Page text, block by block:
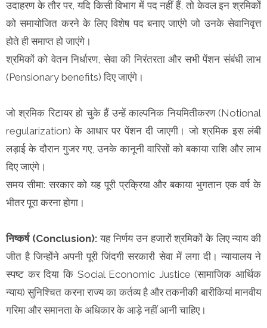
उदाहरण के तौर पर, यदि किसी विभाग में पद नहीं हैं, तो केवल इन श्रमिकों
को समायोजित करने के लिए विशेष पद बनाए जाएंगे जो उनके सेवानिवृत्त
होते ही समाप्त हो जाएंगे।
श्रमिकों को वेतन निर्धारण, सेवा की निरंतरता और सभी पेंशन संबंधी लाभ
(Pensionary benefits) दिए जाएंगे।
जो श्रमिक रिटायर हो चुके हैं उन्हें काल्पनिक नियमितीकरण (Notional
regularization) के आधार पर पेंशन दी जाएगी। जो श्रमिक इस लंबी
लड़ाई के दौरान गुजर गए, उनके कानूनी वारिसों को बकाया राशि और लाभ
दिए जाएंगे।
समय सीमा: सरकार को यह पूरी प्रक्रिया और बकाया भुगतान एक वर्ष के
भीतर पूरा करना होगा।
निष्कर्ष (Conclusion):यह निर्णय उन हजारों श्रमिकों के लिए न्याय की
जीत है जिन्होंने अपनी पूरी जिंदगी सरकारी सेवा में लगा दी। न्यायालय ने
स्पष्ट कर दिया कि Social Economic Justice (सामाजिक आर्थिक
न्याय) सुनिश्चित करना राज्य का कर्तव्य है और तकनीकी बारीकियां मानवीय
गरिमा और समानता के अधिकार के आड़े नहीं आनी चाहिए।